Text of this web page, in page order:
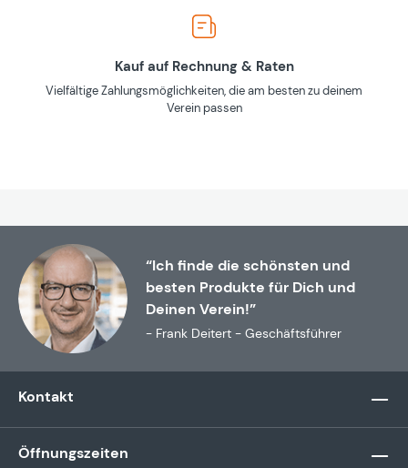
Kauf auf Rechnung & Raten
Vielfältige Zahlungsmöglichkeiten, die am besten zu deinem
Verein passen
“Ich finde die schönsten und
besten Produkte für Dich und
Deinen Verein!”
- Frank Deitert - Geschäftsführer
Kontakt
Öffnungszeiten